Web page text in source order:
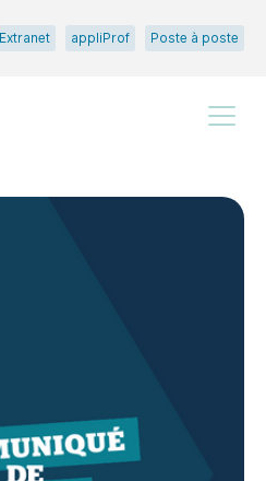
Extranet appliProf Poste à poste